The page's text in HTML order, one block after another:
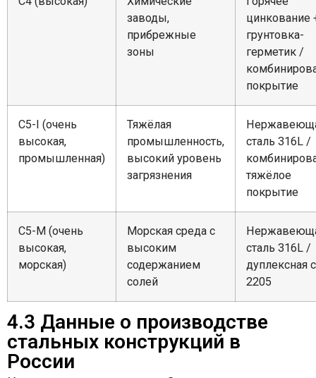
заводы,
прибрежные
зоны
цинкование
грунтовка-
герметик /
покрытие
C5-I (очень
высокая,
промышленная)
Тяжёлая
промышленность,
высокий уровень
загрязнения
сталь 316L /
тяжёлое
покрытие
C5-M (очень
высокая,
морская)
Морская среда с
высоким
содержанием
солей
сталь 316L /
дуплексная
2205
4.3 Данные о производстве
стальных конструкций в
России